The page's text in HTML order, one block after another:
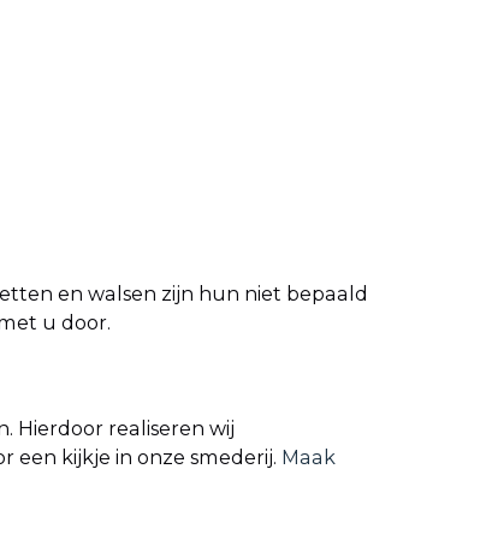
en walsen zijn hun niet bepaald
u door.
Hierdoor realiseren wij
een kijkje in onze smederij. Maak